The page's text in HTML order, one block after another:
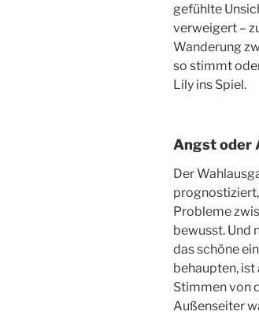
gefühlte
verweigert –
Wanderung
so stimmt
Lily ins Spiel.
Angst oder
Der
Probleme
bewusst. Und
das schöne
behaupten,
Stimmen von
Außenseiter